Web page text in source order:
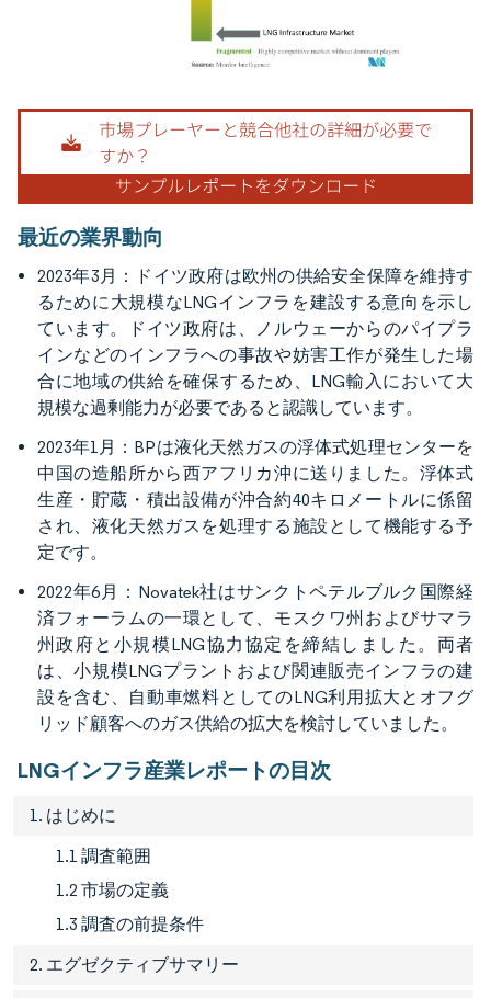
画像 © Mordor Intelligence。再利用にはCC BY 4.0の表示が必要です。
最近の業界動向
2023年3月：ドイツ政府は欧州の供給安全保障を維持す
るために大規模なLNGインフラを建設する意向を示し
ています。ドイツ政府は、ノルウェーからのパイプラ
インなどのインフラへの事故や妨害工作が発生した場
合に地域の供給を確保するため、LNG輸入において大
規模な過剰能力が必要であると認識しています。
2023年1月：BPは液化天然ガスの浮体式処理センターを
中国の造船所から西アフリカ沖に送りました。浮体式
生産・貯蔵・積出設備が沖合約40キロメートルに係留
され、液化天然ガスを処理する施設として機能する予
定です。
2022年6月：Novatek社はサンクトペテルブルク国際経
済フォーラムの一環として、モスクワ州およびサマラ
州政府と小規模LNG協力協定を締結しました。両者
は、小規模LNGプラントおよび関連販売インフラの建
設を含む、自動車燃料としてのLNG利用拡大とオフグ
リッド顧客へのガス供給の拡大を検討していました。
LNGインフラ産業レポートの目次
1. はじめに
1.1 調査範囲
1.2 市場の定義
1.3 調査の前提条件
2. エグゼクティブサマリー